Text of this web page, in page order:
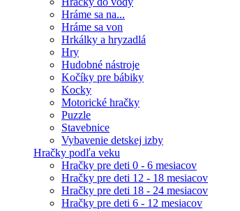
Hráme sa na...
Hráme sa von
Hrkálky a hryzadlá
Hry
Hudobné nástroje
Kočíky pre bábiky
Kocky
Motorické hračky
Puzzle
Stavebnice
Vybavenie detskej izby
Hračky podľa veku
Hračky pre deti 0 - 6 mesiacov
Hračky pre deti 12 - 18 mesiacov
Hračky pre deti 18 - 24 mesiacov
Hračky pre deti 6 - 12 mesiacov